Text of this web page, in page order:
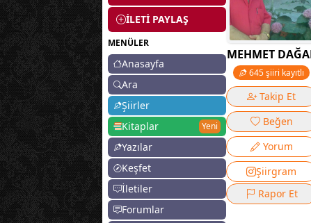
İLETİ PAYLAŞ
MENÜLER
Anasayfa
Ara
Şiirler
Kitaplar
Yeni
Yazılar
Keşfet
İletiler
Forumlar
MEHMET
645 şiiri kayıtlı
Takip Et
Beğen
Yorum
Şiirgram
Rapor Et